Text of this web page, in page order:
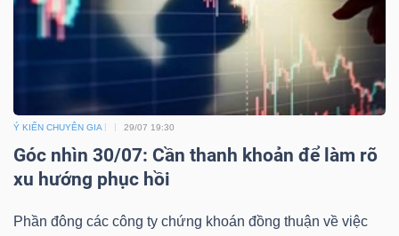
Ý KIẾN CHUYÊN GIA 29/07 19:30
Góc nhìn 30/07: Cần thanh khoản để làm rõ
xu hướng phục hồi
Phần đông các công ty chứng khoán đồng thuận về việc